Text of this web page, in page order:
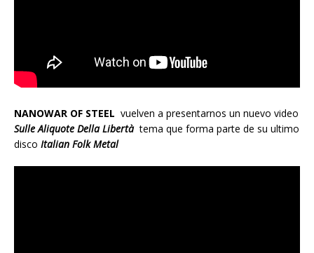
NANOWAR OF STEEL vuelven a presentarnos un nuevo video
Sulle Aliquote Della Libertà tema que forma parte de su ultimo
disco Italian Folk Metal